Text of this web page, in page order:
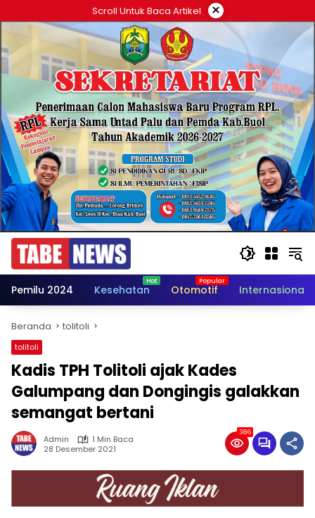
ke
konten
Scroll Untuk Baca Artikel ×
Pemilu 2024 Kesehatan Otomotif Internasional
Beranda tolitoli
tolitoli
Kadis TPH Tolitoli ajak Kades
Galumpang dan Dongingis galakkan
semangat bertani
Admin
1 Min Baca
28 Desember 2021
386